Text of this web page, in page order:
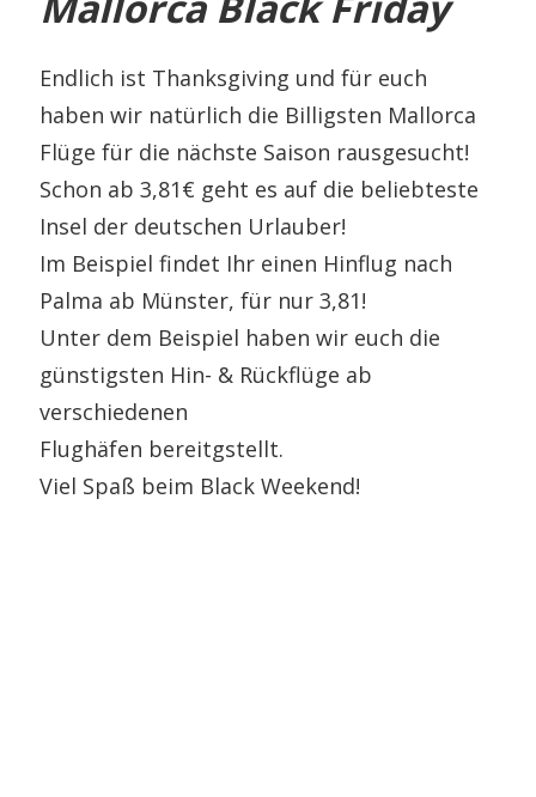
Endlich ist Thanksgiving und für euch
haben wir natürlich die Billigsten Mallorca
Flüge für die nächste Saison rausgesucht!
Schon ab 3,81€ geht es auf die beliebteste
Insel der deutschen Urlauber!
Im Beispiel findet Ihr einen Hinflug nach
Palma ab Münster, für nur 3,81!
Unter dem Beispiel haben wir euch die
günstigsten Hin- & Rückflüge ab
verschiedenen
Flughäfen bereitgstellt.
Viel Spaß beim Black Weekend!